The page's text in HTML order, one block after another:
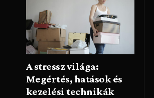
A stressz világa:
Megértés, hatások és
kezelési technikák